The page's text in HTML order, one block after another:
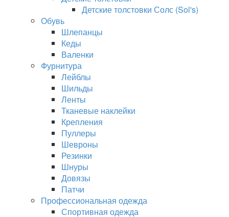
Детские толстовки Солс (Sol's)
Обувь
Шлепанцы
Кеды
Валенки
Фурнитура
Лейблы
Шильды
Ленты
Тканевые наклейки
Крепления
Пуллеры
Шевроны
Резинки
Шнуры
Довязы
Патчи
Профессиональная одежда
Спортивная одежда